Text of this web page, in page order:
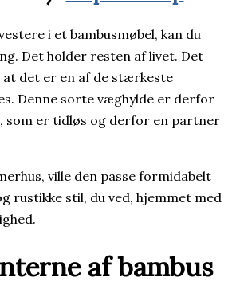
i et bambusmøbel, kan du
Det holder resten af livet. Det
at det er en af de stærkeste
Denne sorte væghylde er derfor
som er tidløs og derfor en partner
ville den passe formidabelt
rustikke stil, du ved, hjemmet med
af bambus